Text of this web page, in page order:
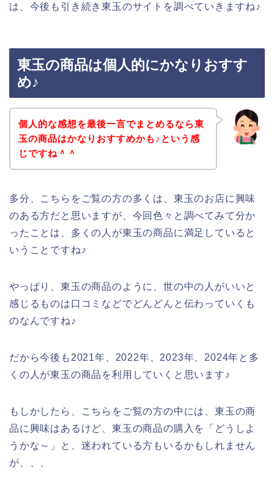
は、今後も引き続き東玉のサイトを調べていきますね♪
東玉の商品は個人的にかなりおすす
め♪
個人的な感想を最後一言でまとめるなら東
玉の商品はかなりおすすめかも♪という感
じですね＾＾
多分、こちらをご覧の方の多くは、東玉のお店に興味
のある方だと思いますが、今回色々と調べてみて分か
ったことは、多くの人が東玉の商品に満足していると
いうことですね♪
やっぱり、東玉の商品のように、世の中の人がいいと
感じるものは口コミなどでどんどんと伝わっていくも
のなんですね♪
だから今後も2021年、2022年、2023年、2024年と多
くの人が東玉の商品を利用していくと思います♪
もしかしたら、こちらをご覧の方の中には、東玉の商
品に興味はあるけど、東玉の商品の購入を「どうしよ
うかな～」と、迷われている方もいるかもしれません
が、、、